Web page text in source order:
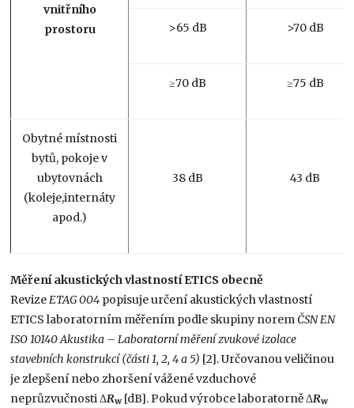
vnitřního
prostoru
>65 dB >70 dB
≥70 dB ≥75 dB
Obytné místnosti
bytů, pokoje v
ubytovnách
(koleje,internáty
apod.)
38 dB 43 dB
Měření akustických vlastností ETICS obecně
Revize ETAG 004 popisuje určení akustických vlastností
ETICS laboratorním měřením podle skupiny noremČSN EN
ISO 10140 Akustika – Laboratorní měření zvukové izolace
stavebních konstrukcí (části 1, 2, 4 a 5) [2]. Určovanou veličinou
je zlepšení nebo zhoršení vážené vzduchové
neprůzvučnosti ΔRw [dB]. Pokud výrobce laboratorně ΔRw